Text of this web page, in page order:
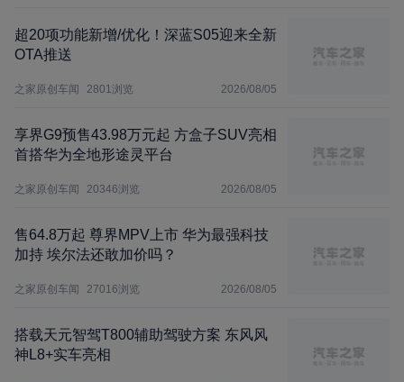
超20项功能新增/优化！深蓝S05迎来全新
OTA推送
之家原创车闻 2801浏览 2026/08/05
享界G9预售43.98万元起 方盒子SUV亮相
首搭华为全地形途灵平台
之家原创车闻 20346浏览 2026/08/05
售64.8万起 尊界MPV上市 华为最强科技
加持 埃尔法还敢加价吗？
之家原创车闻 27016浏览 2026/08/05
搭载天元智驾T800辅助驾驶方案 东风风
神L8+实车亮相